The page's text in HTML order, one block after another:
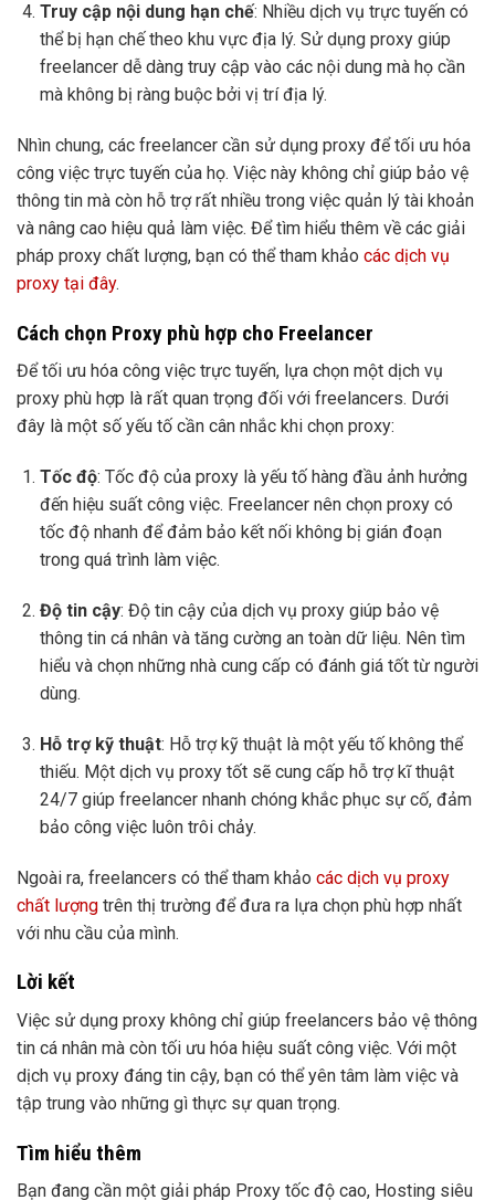
Truy cập nội dung hạn chế: Nhiều dịch vụ trực tuyến có
thể bị hạn chế theo khu vực địa lý. Sử dụng proxy giúp
freelancer dễ dàng truy cập vào các nội dung mà họ cần
mà không bị ràng buộc bởi vị trí địa lý.
Nhìn chung, các freelancer cần sử dụng proxy để tối ưu hóa
công việc trực tuyến của họ. Việc này không chỉ giúp bảo vệ
thông tin mà còn hỗ trợ rất nhiều trong việc quản lý tài khoản
và nâng cao hiệu quả làm việc. Để tìm hiểu thêm về các giải
pháp proxy chất lượng, bạn có thể tham khảo các dịch vụ
proxy tại đây.
Cách chọn Proxy phù hợp cho Freelancer
Để tối ưu hóa công việc trực tuyến, lựa chọn một dịch vụ
proxy phù hợp là rất quan trọng đối với freelancers. Dưới
đây là một số yếu tố cần cân nhắc khi chọn proxy:
Tốc độ: Tốc độ của proxy là yếu tố hàng đầu ảnh hưởng
đến hiệu suất công việc. Freelancer nên chọn proxy có
tốc độ nhanh để đảm bảo kết nối không bị gián đoạn
trong quá trình làm việc.
Độ tin cậy: Độ tin cậy của dịch vụ proxy giúp bảo vệ
thông tin cá nhân và tăng cường an toàn dữ liệu. Nên tìm
hiểu và chọn những nhà cung cấp có đánh giá tốt từ người
dùng.
Hỗ trợ kỹ thuật: Hỗ trợ kỹ thuật là một yếu tố không thể
thiếu. Một dịch vụ proxy tốt sẽ cung cấp hỗ trợ kĩ thuật
24/7 giúp freelancer nhanh chóng khắc phục sự cố, đảm
bảo công việc luôn trôi chảy.
Ngoài ra, freelancers có thể tham khảo các dịch vụ proxy
chất lượng trên thị trường để đưa ra lựa chọn phù hợp nhất
với nhu cầu của mình.
Lời kết
Việc sử dụng proxy không chỉ giúp freelancers bảo vệ thông
tin cá nhân mà còn tối ưu hóa hiệu suất công việc. Với một
dịch vụ proxy đáng tin cậy, bạn có thể yên tâm làm việc và
tập trung vào những gì thực sự quan trọng.
Tìm hiểu thêm
Bạn đang cần một giải pháp Proxy tốc độ cao, Hosting siêu